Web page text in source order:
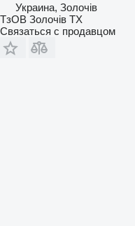
Украина, Золочів
ТзОВ Золочів ТХ
Связаться с продавцом